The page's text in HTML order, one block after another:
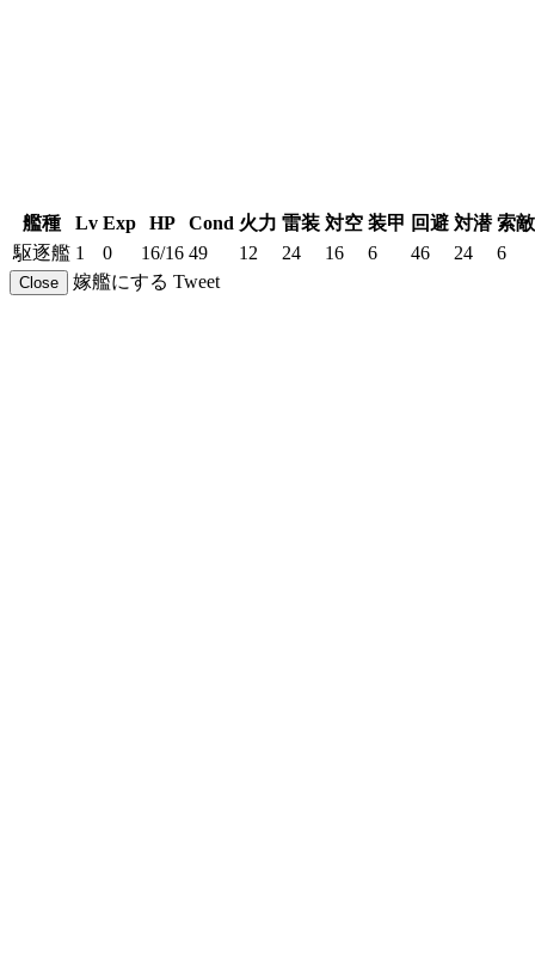
艦種 Lv Exp HP Cond 火力 雷装 対空 装甲 回避 対潜 索敵
駆逐艦 1 0 16/16 49 12 24 16 6 46 24 6
Close 嫁艦にする Tweet